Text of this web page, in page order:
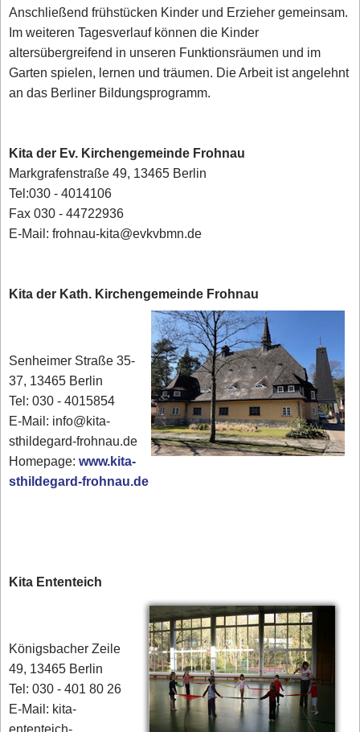
Anschließend frühstücken Kinder und Erzieher gemeinsam.
Im weiteren Tagesverlauf können die Kinder
altersübergreifend in unseren Funktionsräumen und im
Garten spielen, lernen und träumen. Die Arbeit ist angelehnt
an das Berliner Bildungsprogramm.
Kita der Ev. Kirchengemeinde Frohnau
Markgrafenstraße 49, 13465 Berlin
Tel:030 - 4014106
Fax 030 - 44722936
E-Mail: frohnau-kita@evkvbmn.de
Kita der Kath. Kirchengemeinde Frohnau
Senheimer Straße 35-
37, 13465 Berlin
Tel: 030 - 4015854
E-Mail: info@kita-
sthildegard-frohnau.de
Homepage:www.kita-
sthildegard-frohnau.de
Kita Ententeich
Königsbacher Zeile
49, 13465 Berlin
Tel: 030 - 401 80 26
E-Mail: kita-